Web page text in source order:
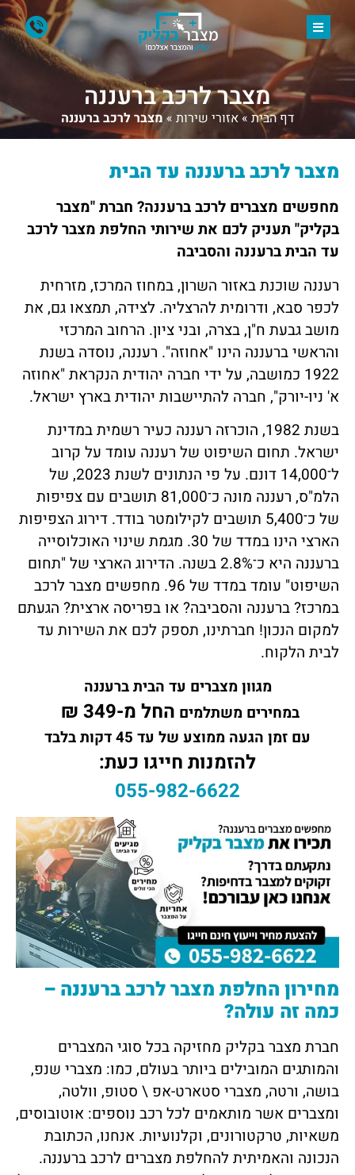
מצבר לרכב ברעננה
דף הבית »אזורי שירות »מצבר לרכב ברעננה
מצבר לרכב ברעננה עד הבית
מחפשים מצברים לרכב ברעננה? חברת "מצבר
בקליק" תעניק לכם את שירותי החלפת מצבר לרכב
עד הבית ברעננה והסביבה
רעננה שוכנת באזור השרון, במחוז המרכז, מזרחית
לכפר סבא, ודרומית להרצליה. לצידה, תמצאו גם, את
מושב גבעת ח"ן, בצרה, ובני ציון. הרחוב המרכזי
והראשי ברעננה הינו "אחוזה". רעננה, נוסדה בשנת
1922 כמושבה, על ידי חברה יהודית הנקראת "אחוזה
א' ניו-יורק", חברה להתיישבות יהודית בארץ ישראל.
בשנת 1982, הוכרזה רעננה כעיר רשמית במדינת
ישראל. תחום השיפוט של רעננה עומד על קרוב
ל־14,000 דונם. על פי הנתונים לשנת 2023, של
הלמ"ס, רעננה מונה כ־81,000 תושבים עם צפיפות
של כ־5,400 תושבים לקילומטר בודד. דירוג הצפיפות
הארצי הינו במדד של 30. מגמת שינוי האוכלוסייה
ברעננה היא כ־2.8% בשנה. הדירוג הארצי של "תחום
השיפוט" עומד במדד של 96. מחפשים מצבר לרכב
במרכז? ברעננה והסביבה? או בפריסה ארצית? הגעתם
למקום הנכון! חברתינו, תספק לכם את השירות עד
לבית הלקוח.
מגוון מצברים עד הבית ברעננה
במחירים משתלמים החל מ-349 ₪
עם זמן הגעה ממוצע של עד 45 דקות בלבד
להזמנות חייגו כעת:
055-982-6622
מחירון החלפת מצבר לרכב ברעננה –
כמה זה עולה?
חברת מצבר בקליק מחזיקה בכל סוגי המצברים
והמותגים המובילים ביותר בעולם, כמו: מצברי שנפ,
בושה, ורטה, מצברי סטארט-אפ \ סטופ, וולטה,
ומצברים אשר מותאמים לכל רכב נוספים: אוטובוסים,
משאיות, טרקטורונים, וקלנועיות. אנחנו, הכתובת
הנכונה והאמיתית להחלפת מצברים לרכב ברעננה.